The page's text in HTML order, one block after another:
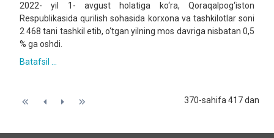
2022- yil 1- avgust holatiga ko‘ra, Qoraqalpog‘iston
Respublikasida qurilish sohasida korxona va tashkilotlar soni
2 468 tani tashkil etib, o‘tgan yilning mos davriga nisbatan 0,5
% ga oshdi.
Batafsil ...
370-sahifa 417 dan